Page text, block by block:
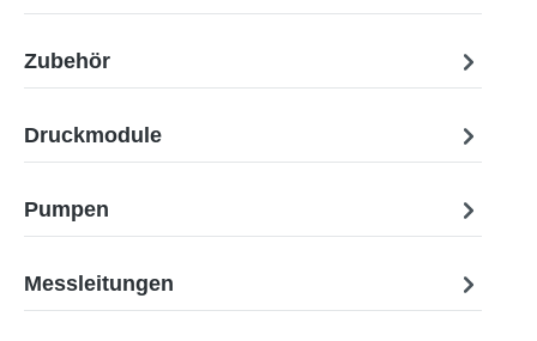
Zubehör
Druckmodule
Pumpen
Messleitungen